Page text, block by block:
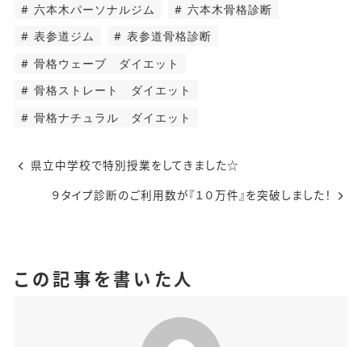
六本木パーソナルジム
六本木骨格診断
表参道ジム
表参道骨格診断
骨格ウェーブ ダイエット
骨格ストレート ダイエット
骨格ナチュラル ダイエット
県立中学校で特別授業をしてきました☆
９タイプ診断のご利用数が『１０万件』を突破しました！
この記事を書いた人